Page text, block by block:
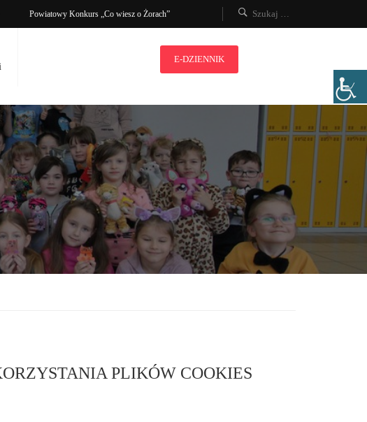
Powiatowy Konkurs „Co wiesz o Żorach”
E-DZIENNIK
PLIKÓW COOKIES